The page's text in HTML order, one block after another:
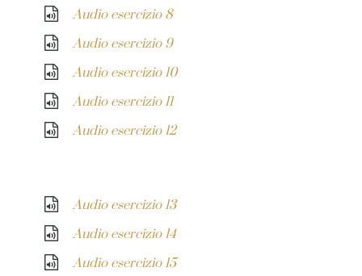
Audio esercizio 8
Audio esercizio 9
Audio esercizio 10
Audio esercizio 11
Audio esercizio 12
Audio esercizio 13
Audio esercizio 14
Audio esercizio 15